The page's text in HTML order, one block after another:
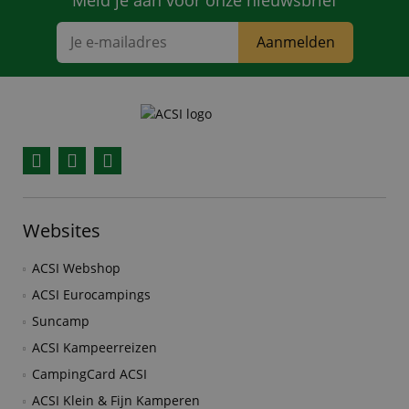
Aanmelden
Websites
ACSI Webshop
ACSI Eurocampings
Suncamp
ACSI Kampeerreizen
CampingCard ACSI
ACSI Klein & Fijn Kamperen